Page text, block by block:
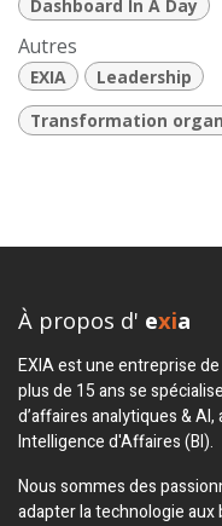
Dashboard In A Day
Autres
EXIA
Leadership
Transformation
À propos d' exia
EXIA est une entreprise
plus de 15 ans se
d’affaires analytiques &
Intelligence d'Affaires (BI).
Nous sommes des
adapter la technologie